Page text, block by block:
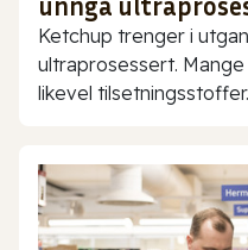
Ketchup trenger i
ultraprosessert.
likevel